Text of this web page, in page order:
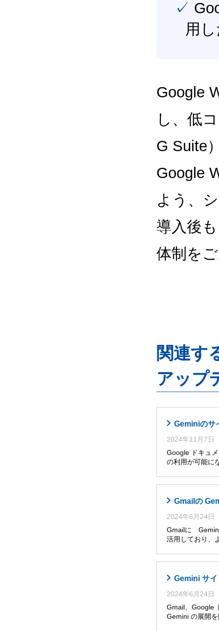
✓ Google Workspace（旧G Suite） を最大限に活
用
Google
し、低
G Suite
Google
よう、
導入後
体制を
関連す
アップ
Geminiのサ
2024年11月7日
Google ドキュ
の利用が可能に
Gmailの
2024年6月24日
Gmailに Gemini
活用しており、
Gemini サ
2024年6月24日
Gmail、Google
Gemini の展開